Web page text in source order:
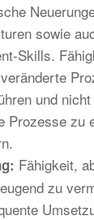
sowie
Skills.
und
Prozesse zu
Fähigkeit,
zu